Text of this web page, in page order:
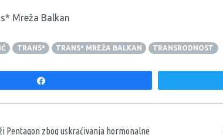
Mreža Balkan
TRANS* TRANS* MREŽA BALKAN TRANSRODNOST
Pentagon zbog uskraćivanja hormonalne